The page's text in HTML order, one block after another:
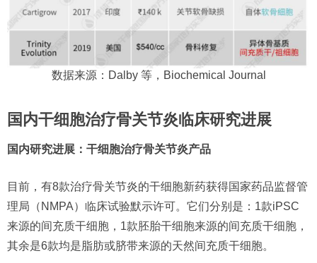
数据来源：Dalby 等，Biochemical Journal
国内干细胞治疗骨关节炎临床研究进展
国内研究进展：干细胞治疗骨关节炎产品
目前，有8款治疗骨关节炎的干细胞新药获得国家药品监督管
理局（NMPA）临床试验默示许可。它们分别是：1款iPSC
来源的间充质干细胞，1款胚胎干细胞来源的间充质干细胞，
其余是6款均是脂肪或脐带来源的天然间充质干细胞。